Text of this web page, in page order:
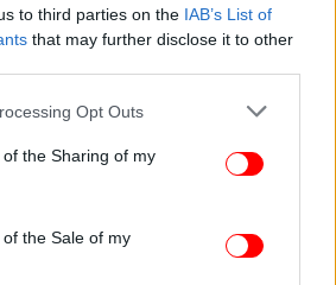
to third parties on the IAB’s List of
that may further disclose it to other
app uses one or more Google
or usage behaviour. You may click to
to Google and its third-party tags to
specified purposes in below Google
Opt Outs
the Sharing of my
the Sale of my